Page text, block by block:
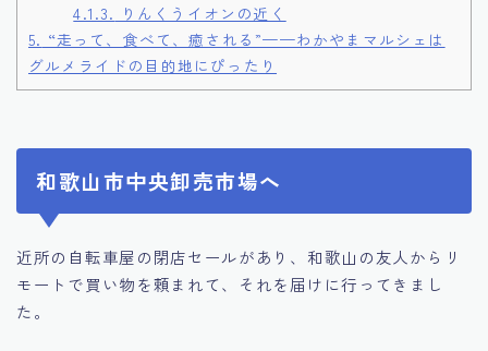
4.1.3. りんくうイオンの近く
5. “走って、食べて、癒される”——わかやまマルシェは
グルメライドの目的地にぴったり
和歌山市中央卸売市場へ
近所の自転車屋の閉店セールがあり、和歌山の友人からリ
モートで買い物を頼まれて、それを届けに行ってきまし
た。